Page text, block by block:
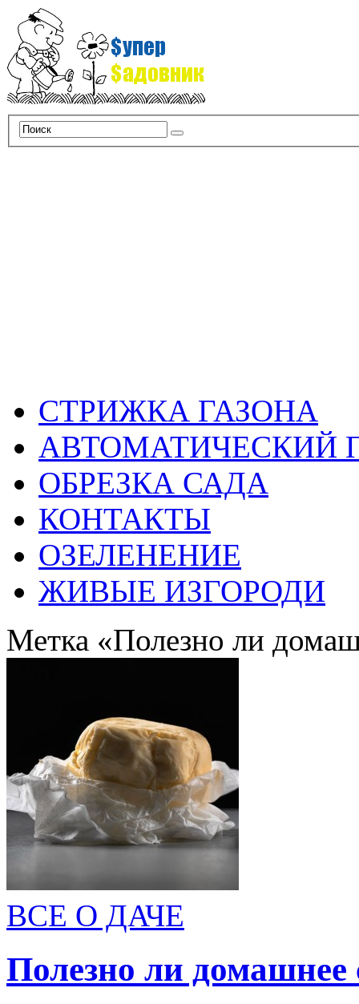
СТРИЖКА ГАЗОНА
АВТОМАТИЧЕСКИЙ
ОБРЕЗКА САДА
КОНТАКТЫ
ОЗЕЛЕНЕНИЕ
ЖИВЫЕ ИЗГОРОДИ
Метка «Полезно ли
ВСЕ О ДАЧЕ
Полезно ли домашнее